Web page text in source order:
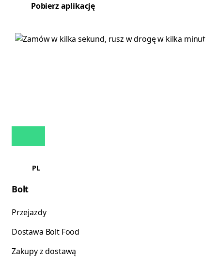
Pobierz aplikację
PL
Bolt
Przejazdy
Dostawa Bolt Food
Zakupy z dostawą